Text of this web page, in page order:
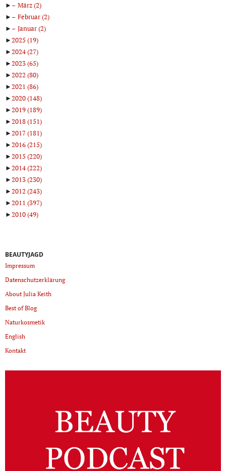
►
März(2)
►
Februar(2)
►
Januar(2)
►2025 (19)
►2024(27)
►2023(65)
►2022 (80)
►2021 (86)
►2020(148)
►2019(189)
►2018(151)
►2017(181)
►2016(215)
►2015 (220)
►2014(222)
►2013(230)
►2012 (243)
►2011 (397)
►2010(49)
BEAUTYJAGD
Impressum
Datenschutzerklärung
About Julia Keith
Best of Blog
Naturkosmetik
English
Kontakt